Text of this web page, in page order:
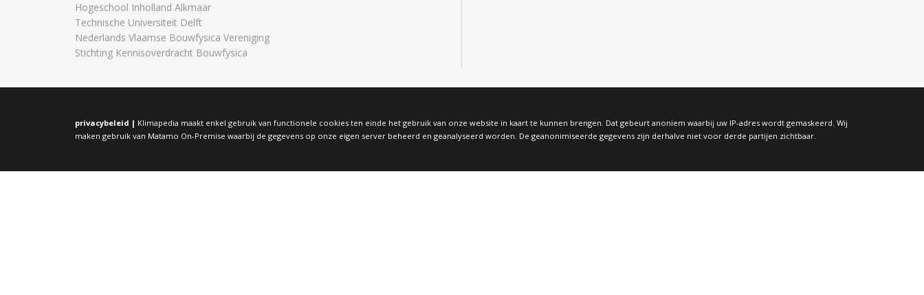
Hogeschool Inholland Alkmaar
Technische Universiteit Delft
Nederlands Vlaamse Bouwfysica Vereniging
Stichting Kennisoverdracht Bouwfysica
privacybeleid | Klimapedia maakt enkel gebruik van functionele cookies ten einde het gebruik van onze website in kaart te kunnen brengen. Dat gebeurt anoniem waarbij uw IP-adres wordt gemaskeerd. Wij
maken gebruik van Matamo On-Premise waarbij de gegevens op onze eigen server beheerd en geanalyseerd worden. De geanonimiseerde gegevens zijn derhalve niet voor derde partijen zichtbaar.